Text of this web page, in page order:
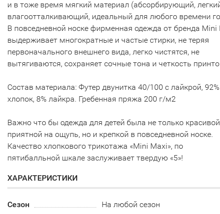
и в тоже время мягкий материал (абсорбирующий,
влагоотталкивающий, идеальный для любого времени
В повседневной носке фирменная одежда от бренда Mini
выдерживает многократные и частые стирки, не теряя
первоначального внешнего вида, легко чистятся, не
вытягиваются, сохраняет сочные тона и четкость
Состав материала: Футер двунитка 40/100 с лайкрой, 92%
хлопок, 8% лайкра. Гребенная пряжа 200 г/м2
Важно что бы одежда для детей была не только
приятной на ощупь, но и крепкой в повседневной носке.
Качество хлопкового трикотажа «Mini Maxi», по
пятибалльной шкале заслуживает твердую «5»!
ХАРАКТЕРИСТИКИ
Сезон
На любой сезон